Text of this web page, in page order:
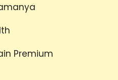
Premium